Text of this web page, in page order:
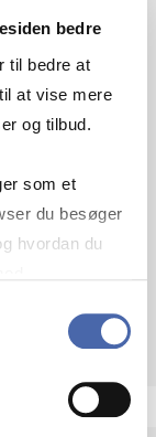
bedre
til bedre at
at vise mere
og tilbud.
som et
du besøger
hvordan du
altid trække